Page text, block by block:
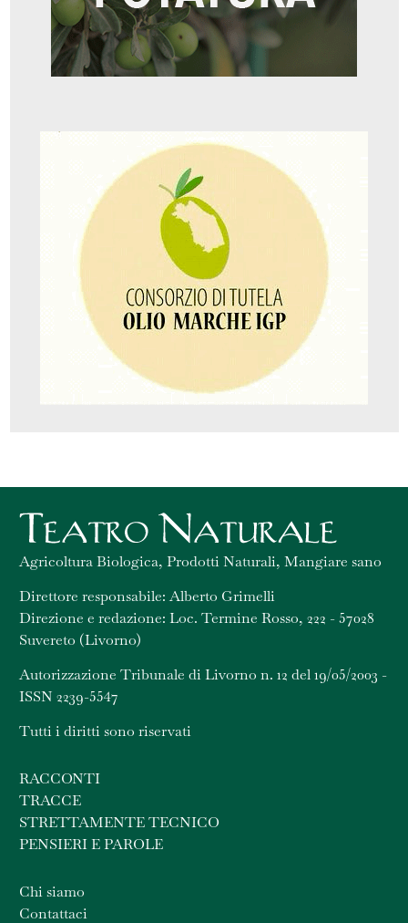
Agricoltura Biologica, Prodotti Naturali, Mangiare sano
Direttore responsabile: Alberto Grimelli
Direzione e redazione: Loc. Termine Rosso, 222 - 57028
Suvereto (Livorno)
Autorizzazione Tribunale di Livorno n. 12 del 19/05/2003 -
ISSN 2239-5547
Tutti i diritti sono riservati
RACCONTI
TRACCE
STRETTAMENTE TECNICO
PENSIERI E PAROLE
Chi siamo
Contattaci